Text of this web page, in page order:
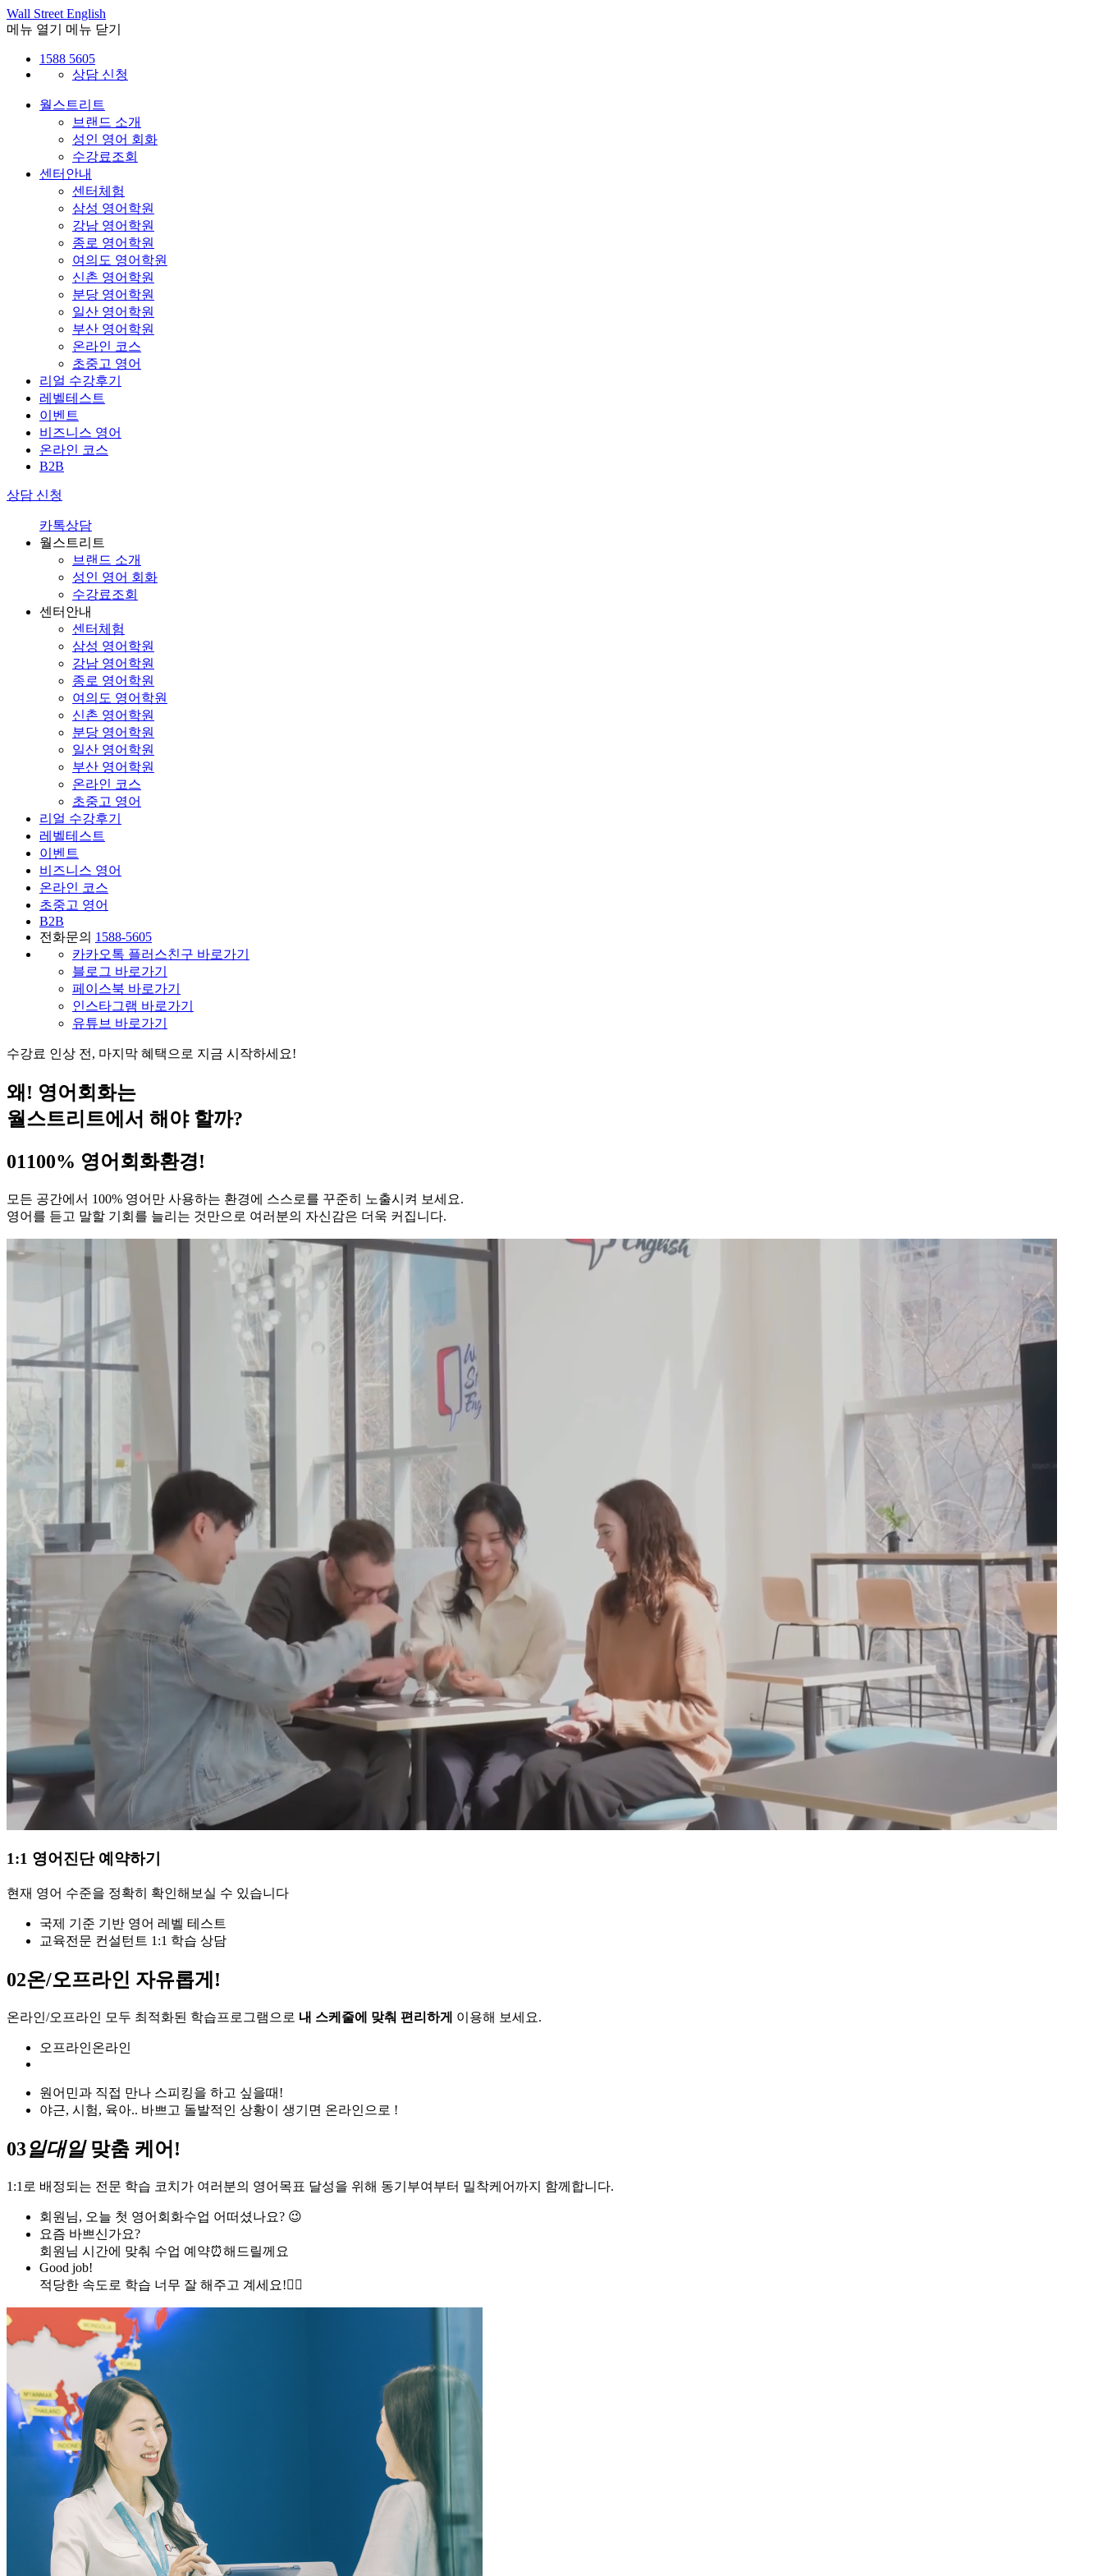
Wall Street English
메뉴 열기
메뉴 닫기
1588 5605
상담 신청
월스트리트
브랜드 소개
성인 영어 회화
수강료조회
센터안내
센터체험
삼성 영어학원
강남 영어학원
종로 영어학원
여의도 영어학원
신촌 영어학원
분당 영어학원
일산 영어학원
부산 영어학원
온라인 코스
초중고 영어
리얼 수강후기
레벨테스트
이벤트
비즈니스 영어
온라인 코스
B2B
상담 신청
카톡상담
월스트리트
브랜드 소개
성인 영어 회화
수강료조회
센터안내
센터체험
삼성 영어학원
강남 영어학원
종로 영어학원
여의도 영어학원
신촌 영어학원
분당 영어학원
일산 영어학원
부산 영어학원
온라인 코스
초중고 영어
리얼 수강후기
레벨테스트
이벤트
비즈니스 영어
온라인 코스
초중고 영어
B2B
전화문의 1588-5605
카카오톡 플러스친구 바로가기
블로그 바로가기
페이스북 바로가기
인스타그램 바로가기
유튜브 바로가기
수강료 인상 전, 마지막 혜택 으로 지금 시작하세요!
왜! 영어회화는
월스트리트에서 해야 할까?
01100% 영어회화환경!
모든 공간에서 100% 영어만 사용하는 환경에 스스로를 꾸준히 노출시켜 보세요.
영어를 듣고 말할 기회를 늘리는 것만으로 여러분의 자신감은 더욱 커집니다.
1:1 영어진단 예약하기
현재 영어 수준을 정확히 확인해보실 수 있습니다
국제 기준 기반 영어 레벨 테스트
교육전문 컨설턴트 1:1 학습 상담
02온/오프라인 자유롭게!
온라인/오프라인 모두 최적화된 학습프로그램으로 내 스케줄에 맞춰 편리하게 이용해 보세요.
오프라인온라인
원어민과 직접 만나 스피킹을 하고 싶을때!
야근, 시험, 육아.. 바쁘고 돌발적인 상황이 생기면 온라인으로 !
03일대일맞춤 케어!
1:1로 배정되는 전문 학습 코치가 여러분의 영어목표 달성을 위해 동기부여부터 밀착케어까지 함께합니다.
회원님, 오늘 첫 영어회화수업 어떠셨나요? 😉
요즘 바쁘신가요?
회원님 시간에 맞춰 수업 예약⏰해드릴께요
Good job!
적당한 속도로 학습 너무 잘 해주고 계세요!👍🏻